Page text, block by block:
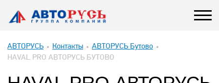
АВТОРУСЬ Контакты
АВТОРУСЬ Бутово
HAVAL PRO АВТОРУСЬ БУТОВО